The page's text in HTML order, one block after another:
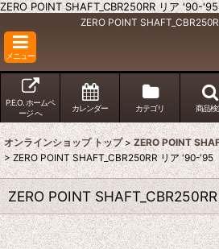
ZERO POINT SHAFT_CBR250RR リア '90-'95
ZERO POINT
メニュー
P.E.O. ホームペ
ージ へ
カレンダー カテゴリ 商品検
オンラインショップ トップ > ZERO POINT
> ZERO POINT SHAFT_CBR250RR リア '90-'95
ZERO POINT